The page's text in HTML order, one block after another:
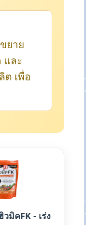
ยาย
และ
เพื่อ
มิคFK - เร่ง